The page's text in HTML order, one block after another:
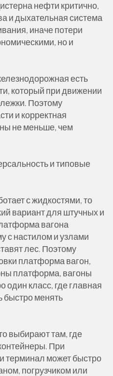
нефти критично,
и дыхательная система
иначе потери
но и
есть
который при движении
Поэтому
и корректная
не меньше, чем
и типовые
с жидкостями, то
вариант для штучных и
вагона
с настилом и узлами
лес. Поэтому
платформа вагон,
платформа, вагоны
класс, где главная
быстро менять
выбирают там, где
При
терминал может быстро
погрузчиком или